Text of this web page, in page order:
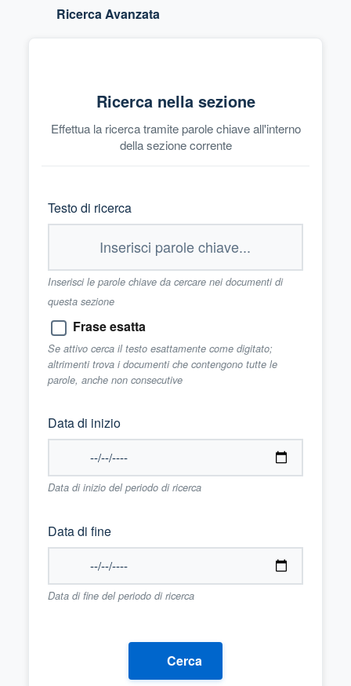
Ricerca Avanzata
Ricerca nella sezione
Effettua la ricerca tramite parole chiave all'interno
della sezione corrente
Testo di ricerca
Inserisci le parole chiave da cercare nei documenti di
questa sezione
Frase esatta
Se attivo cerca il testo esattamente come digitato;
altrimenti trova i documenti che contengono tutte le
parole, anche non consecutive
Data di inizio
Data di inizio del periodo di ricerca
Data di fine
Data di fine del periodo di ricerca
Cerca